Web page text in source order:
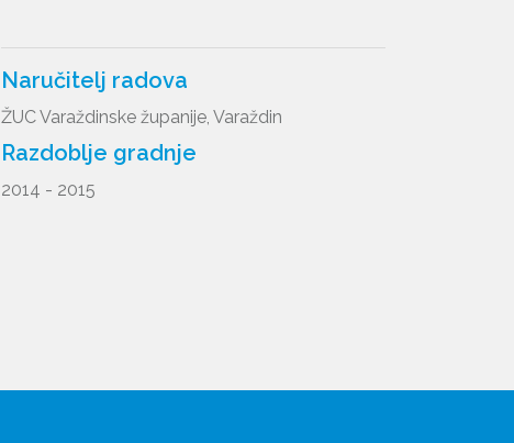
Naručitelj radova
ŽUC Varaždinske županije, Varaždin
Razdoblje gradnje
2014 - 2015